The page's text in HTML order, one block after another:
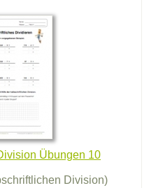
Übungen 10
Division)